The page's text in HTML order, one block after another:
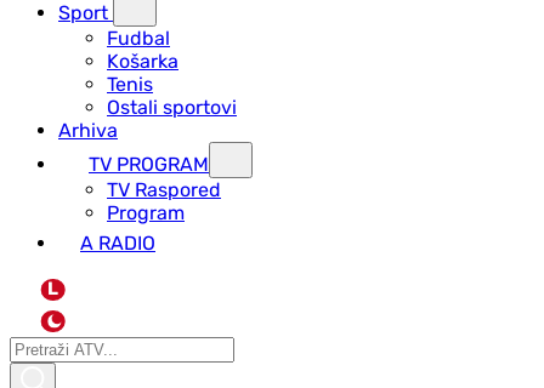
Sport
Fudbal
Košarka
Tenis
Ostali sportovi
Arhiva
TV PROGRAM
ТV Raspored
Program
A RADIO
L